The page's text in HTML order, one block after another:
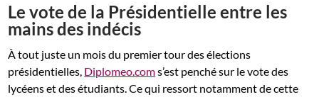
Le vote de la Présidentielle entre les
mains des indécis
À tout juste un mois du premier tour des élections
présidentielles, Diplomeo.coms’est penché sur le vote des
lycéens et des étudiants. Ce qui ressort notamment de cette